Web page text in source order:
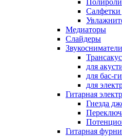
Полироли
Салфетки
Медиаторы
Слайдеры
Звукосниматели
для
для бас-
для
Гитарная
Гнезда
Гитарная